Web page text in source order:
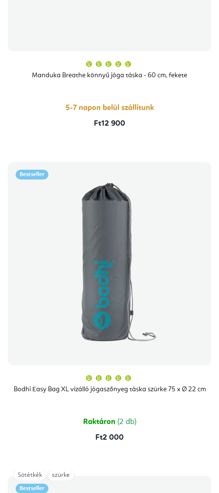
Manduka Breathe könnyű jóga táska - 60 cm, fekete
átlagos
értékelése
csillag.
5-7 napon belül szállítunk
Ft12 900
Bestseller
Bodhi Easy Bag XL vízálló jógaszőnyeg táska szürke 75 x Ø 22 cm
átlagos
értékelése
csillag.
Raktáron (2 db)
Ft2 000
Bestseller
Sötétkék szürke